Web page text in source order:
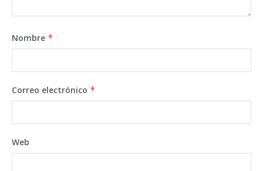
Nombre *
Correo electrónico *
Web